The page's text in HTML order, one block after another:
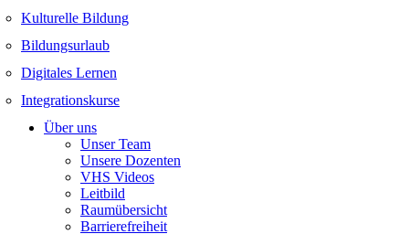
Kulturelle Bildung
Bildungsurlaub
Digitales Lernen
Integrationskurse
Über uns
Unser Team
Unsere Dozenten
VHS Videos
Leitbild
Raumübersicht
Barrierefreiheit